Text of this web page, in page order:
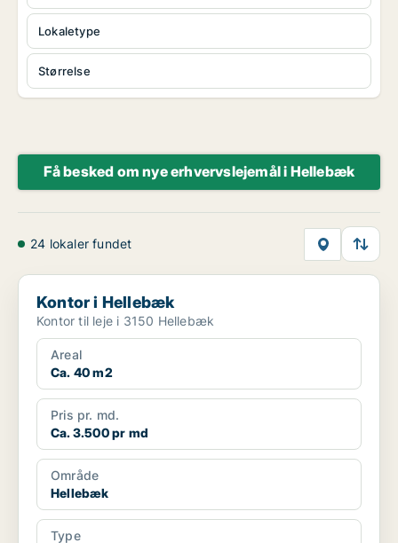
Lokaletype
Størrelse
Få besked om nye erhvervslejemål i Hellebæk
24 lokaler fundet
Kontor i Hellebæk
Kontor i Hellebæk
Kontor til leje i 3150 Hellebæk
Areal
Ca. 40 m2
Pris pr. md.
Ca. 3.500 pr md
Område
Hellebæk
Type